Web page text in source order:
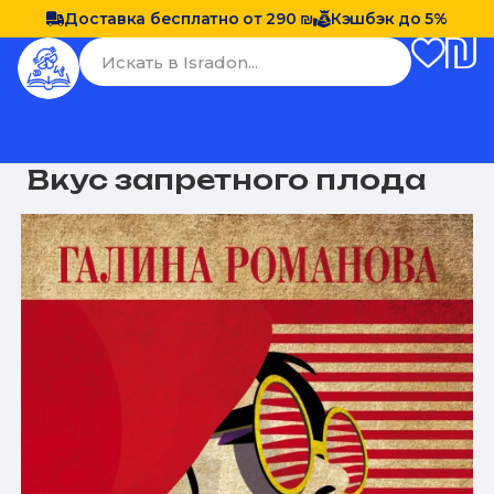
Доставка бесплатно от 290 ₪ Кэшбэк до 5%
Вкус запретного плода